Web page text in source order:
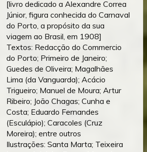
[livro dedicado a Alexandre Correa
Júnior, figura conhecida do Carnaval
do Porto, a propósito da sua
viagem ao Brasil, em 1908]
Textos: Redacção do Commercio
do Porto; Primeiro de Janeiro;
Guedes de Oliveira; Magalhães
Lima (da Vanguarda); Acácio
Trigueiro; Manuel de Moura; Artur
Ribeiro; João Chagas; Cunha e
Costa; Eduardo Fernandes
(Esculápio); Caracoles (Cruz
Moreira); entre outros
Ilustrações: Santa Marta; Teixeira